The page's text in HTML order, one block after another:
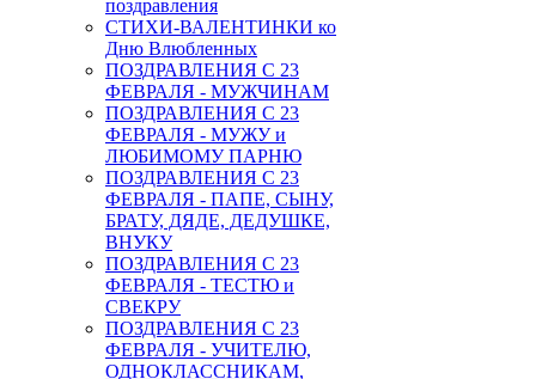
поздравления
СТИХИ-ВАЛЕНТИНКИ ко
Дню Влюбленных
ПОЗДРАВЛЕНИЯ С 23
ФЕВРАЛЯ - МУЖЧИНАМ
ПОЗДРАВЛЕНИЯ С 23
ФЕВРАЛЯ - МУЖУ и
ЛЮБИМОМУ ПАРНЮ
ПОЗДРАВЛЕНИЯ С 23
ФЕВРАЛЯ - ПАПЕ, СЫНУ,
БРАТУ, ДЯДЕ, ДЕДУШКЕ,
ВНУКУ
ПОЗДРАВЛЕНИЯ С 23
ФЕВРАЛЯ - ТЕСТЮ и
СВЕКРУ
ПОЗДРАВЛЕНИЯ С 23
ФЕВРАЛЯ - УЧИТЕЛЮ,
ОДНОКЛАССНИКАМ,